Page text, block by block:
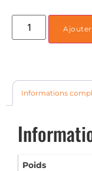
Informations
Poids